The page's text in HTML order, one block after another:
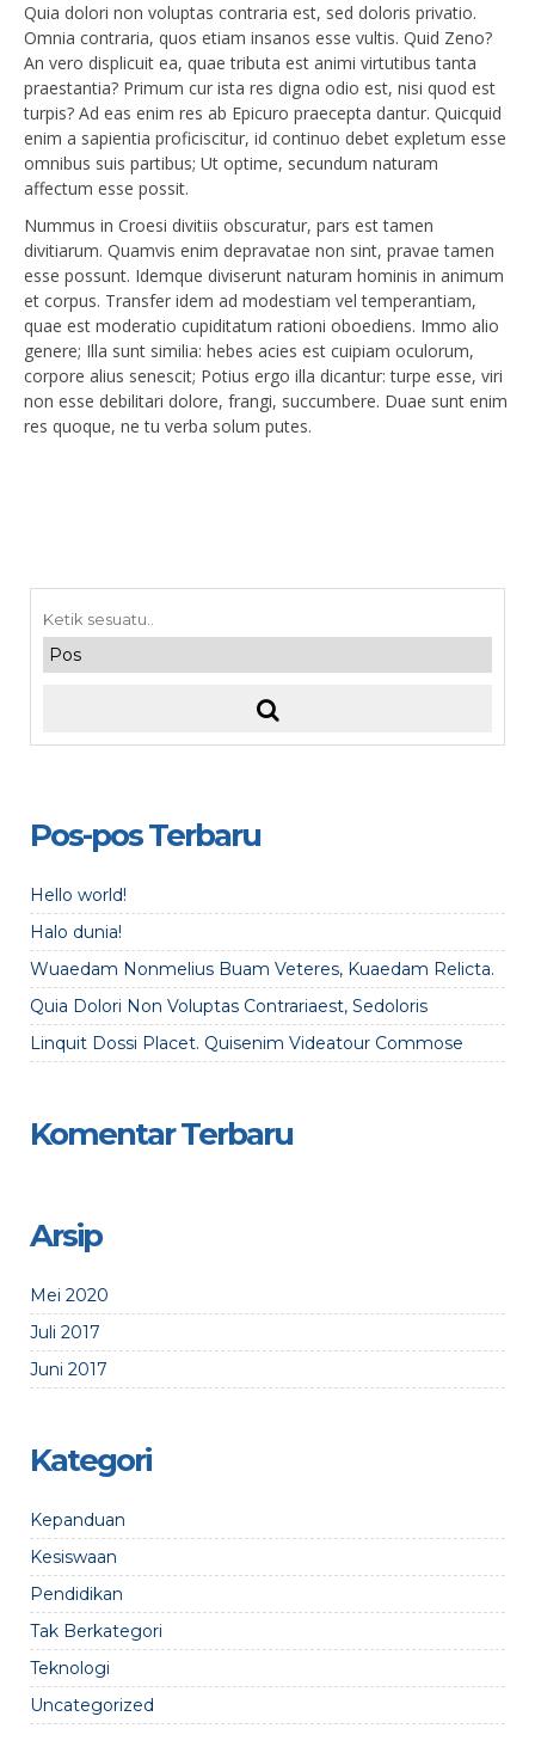
Quia dolori non voluptas contraria est, sed doloris privatio.
Omnia contraria, quos etiam insanos esse vultis. Quid Zeno?
An vero displicuit ea, quae tributa est animi virtutibus tanta
praestantia? Primum cur ista res digna odio est, nisi quod est
turpis? Ad eas enim res ab Epicuro praecepta dantur. Quicquid
enim a sapientia proficiscitur, id continuo debet expletum esse
omnibus suis partibus; Ut optime, secundum naturam
affectum esse possit.
Nummus in Croesi divitiis obscuratur, pars est tamen
divitiarum. Quamvis enim depravatae non sint, pravae tamen
esse possunt. Idemque diviserunt naturam hominis in animum
et corpus. Transfer idem ad modestiam vel temperantiam,
quae est moderatio cupiditatum rationi oboediens. Immo alio
genere; Illa sunt similia: hebes acies est cuipiam oculorum,
corpore alius senescit; Potius ergo illa dicantur: turpe esse, viri
non esse debilitari dolore, frangi, succumbere. Duae sunt enim
res quoque, ne tu verba solum putes.
Pos-pos Terbaru
Hello world!
Halo dunia!
Wuaedam Nonmelius Buam Veteres, Kuaedam Relicta.
Quia Dolori Non Voluptas Contrariaest, Sedoloris
Linquit Dossi Placet. Quisenim Videatour Commose
Komentar Terbaru
Arsip
Mei 2020
Juli 2017
Juni 2017
Kategori
Kepanduan
Kesiswaan
Pendidikan
Tak Berkategori
Teknologi
Uncategorized